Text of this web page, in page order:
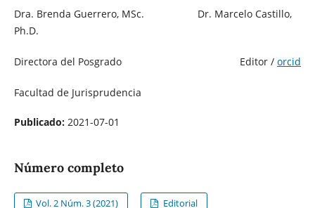
Dra. Brenda Guerrero, MSc. Dr. Marcelo Castillo,
Ph.D.
Directora del Posgrado Editor / orcid
Facultad de Jurisprudencia
Publicado: 2021-07-01
Número completo
Vol. 2 Núm. 3 (2021) Editorial